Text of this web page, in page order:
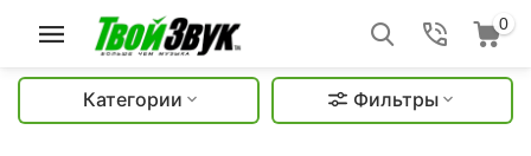
0
Категории Фильтры